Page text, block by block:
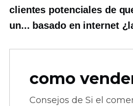
clientes potenciales de
un... basado en internet
como
Consejos de Si el